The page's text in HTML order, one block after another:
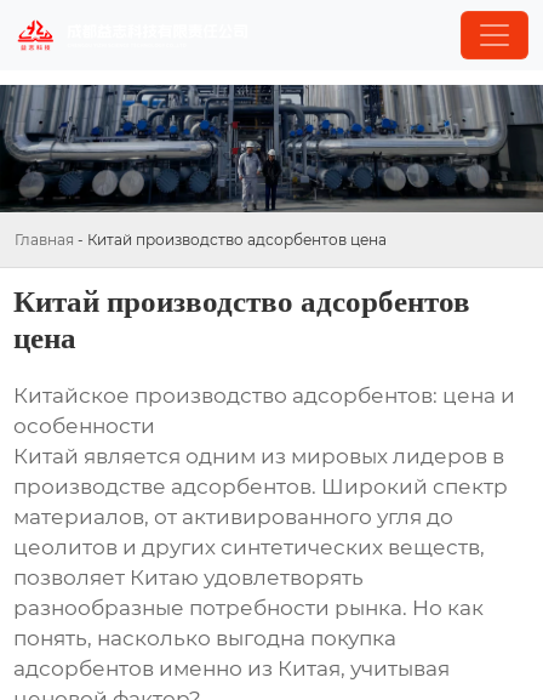
Главная - Китай производство адсорбентов цена
Китай производство адсорбентов
цена
Китайское производство адсорбентов: цена и
особенности
Китай является одним из мировых лидеров в
производстве адсорбентов. Широкий спектр
материалов, от активированного угля до
цеолитов и других синтетических веществ,
позволяет Китаю удовлетворять
разнообразные потребности рынка. Но как
понять, насколько выгодна покупка
адсорбентов именно из Китая, учитывая